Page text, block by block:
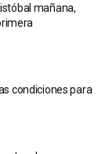
mañana,
condiciones para